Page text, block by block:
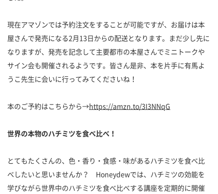
現在アマゾンでは予約注文をすることが可能ですが、お届けは本
屋さんで発売になる2月13日からの配送となります。まだ少し先に
なりますが、発売を記念して主要都市の本屋さんでミニトークや
サイン会も開催されるようです。皆さん是非、本を片手に有馬よ
うこ先生に会いに行ってみてくださいね！
本のご予約はこちらから→https://amzn.to/3I3NNqG
世界の本物のハチミツを食べ比べ！
とてもたくさんの、色・香り・食感・味があるハチミツを食べ比
べしたいと思いませんか？ Honeydewでは、ハチミツの効能を
学びながら世界中のハチミツを食べ比べする講座を定期的に開催